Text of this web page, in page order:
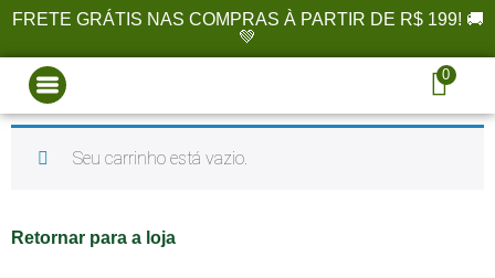
FRETE GRÁTIS NAS COMPRAS À PARTIR DE R$ 199! 🚚
💚
0
Seu carrinho está vazio.
Retornar para a loja